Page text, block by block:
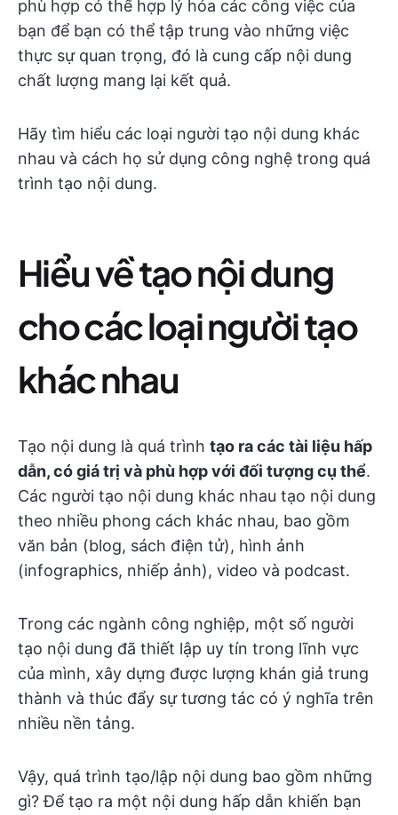
phù hợp có thể hợp lý hóa các công việc của
bạn để bạn có thể tập trung vào những việc
thực sự quan trọng, đó là cung cấp nội dung
chất lượng mang lại kết quả.
Hãy tìm hiểu các loại người tạo nội dung khác
nhau và cách họ sử dụng công nghệ trong quá
trình tạo nội dung.
Hiểu về tạo nội dung
cho các loại người tạo
khác nhau
Tạo nội dung là quá trình tạo ra các tài liệu hấp
dẫn, có giá trị và phù hợp với đối tượng cụ thể.
Các người tạo nội dung khác nhau tạo nội dung
theo nhiều phong cách khác nhau, bao gồm
văn bản (blog, sách điện tử), hình ảnh
(infographics, nhiếp ảnh), video và podcast.
Trong các ngành công nghiệp, một số người
tạo nội dung đã thiết lập uy tín trong lĩnh vực
của mình, xây dựng được lượng khán giả trung
thành và thúc đẩy sự tương tác có ý nghĩa trên
nhiều nền tảng.
Vậy, quá trình tạo/lập nội dung bao gồm những
gì? Để tạo ra một nội dung hấp dẫn khiến bạn